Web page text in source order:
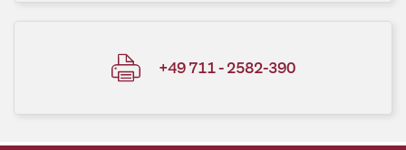
+49 711 - 2582-390